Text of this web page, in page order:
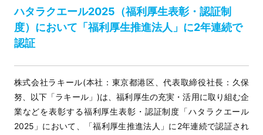
ハタラクエール2025（福利厚生表彰・認証制
度）において「福利厚生推進法人」に2年連続で
認証
株式会社ラキール(本社：東京都港区、代表取締役社長：久保
努、以下「ラキール」)は、福利厚生の充実・活用に取り組む企
業などを表彰する福利厚生表彰・認証制度「ハタラクエール
2025」において、「福利厚生推進法人」に2年連続で認証され